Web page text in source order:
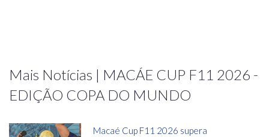
Mais Notícias | MACÁE CUP F11 2026 -
EDIÇÃO COPA DO MUNDO
Macaé Cup F11 2026 supera